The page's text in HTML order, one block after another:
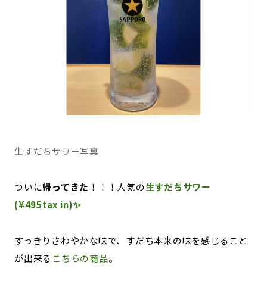
生すだちサワー写真
ついに帰ってきた ！！！人気の生すだちサワー
(¥495tax in)✨
すっきりさわやかな味で、すだち本来の味を感じること
が出来る こちらの商品。